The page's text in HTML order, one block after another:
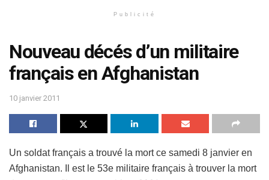
Publicité
Nouveau décés d’un militaire
français en Afghanistan
10 janvier 2011
Un soldat français a trouvé la mort ce samedi 8 janvier en
Afghanistan. Il est le 53e militaire français à trouver la mort